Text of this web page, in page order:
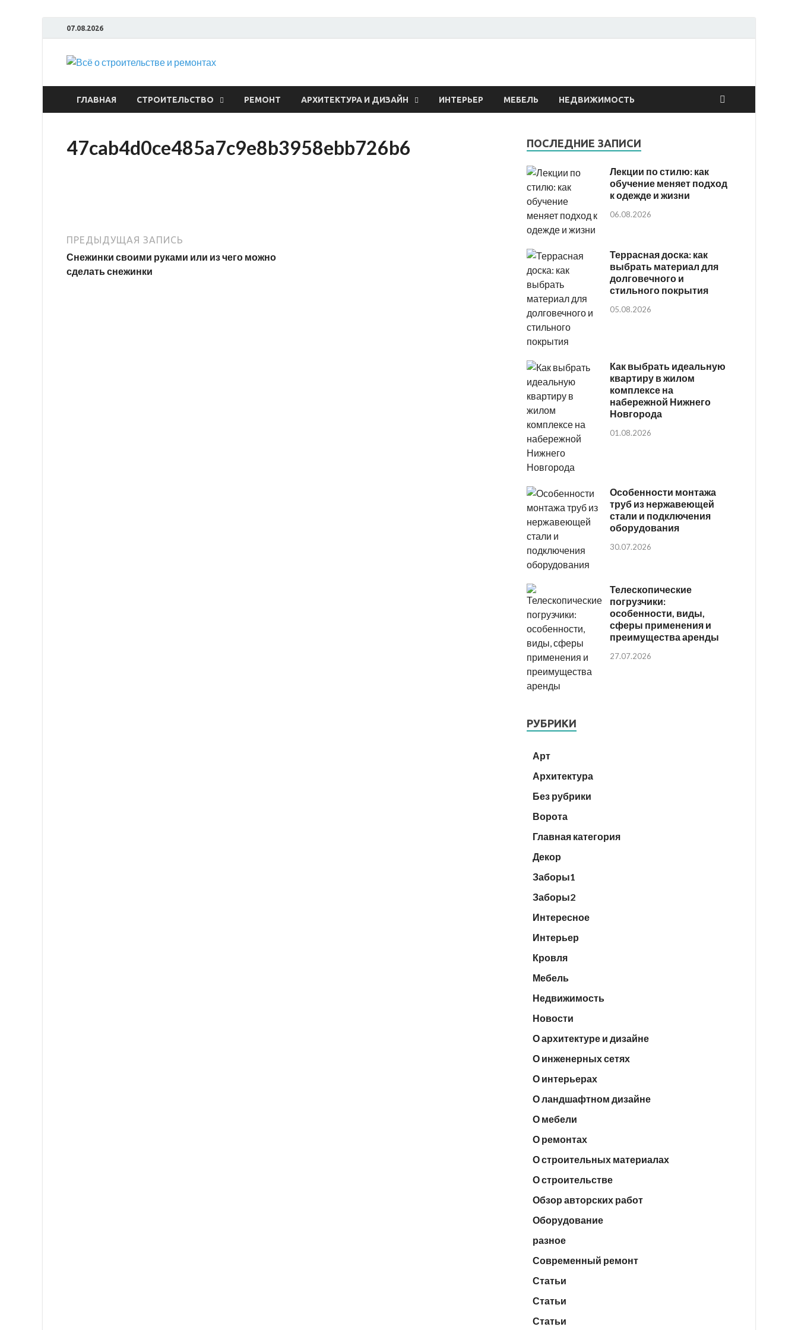
07.08.2026
Всё о строительстве и ремонтах
ГЛАВНАЯ СТРОИТЕЛЬСТВО РЕМОНТ АРХИТЕКТУРА И ДИЗАЙН ИНТЕРЬЕР МЕБЕЛЬ НЕДВИЖИМОСТЬ
47cab4d0ce485a7c9e8b3958ebb726b6
ПРЕДЫДУЩАЯ ЗАПИСЬ
Снежинки своими руками или из чего можно
сделать снежинки
ПОСЛЕДНИЕ ЗАПИСИ
Лекции по стилю: как
обучение меняет подход
к одежде и жизни
06.08.2026
Террасная доска: как
выбрать материал для
долговечного и
стильного покрытия
05.08.2026
Как выбрать идеальную
квартиру в жилом
комплексе на
набережной Нижнего
Новгорода
01.08.2026
Особенности монтажа
труб из нержавеющей
стали и подключения
оборудования
30.07.2026
Телескопические
погрузчики:
особенности, виды,
сферы применения и
преимущества аренды
27.07.2026
РУБРИКИ
Арт
Архитектура
Без рубрики
Ворота
Главная категория
Декор
Заборы1
Заборы2
Интересное
Интерьер
Кровля
Мебель
Недвижимость
Новости
О архитектуре и дизайне
О инженерных сетях
О интерьерах
О ландшафтном дизайне
О мебели
О ремонтах
О строительных материалах
О строительстве
Обзор авторских работ
Оборудование
разное
Современный ремонт
Статьи
Статьи
Статьи